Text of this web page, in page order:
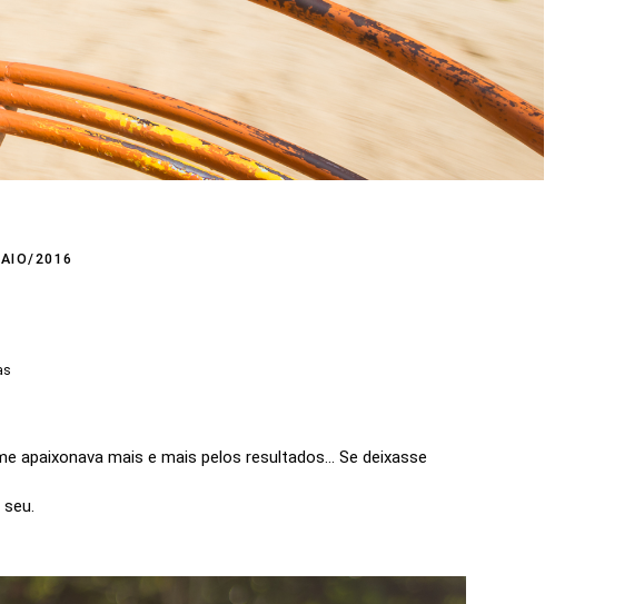
2016
apaixonava mais e mais pelos resultados... Se deixasse